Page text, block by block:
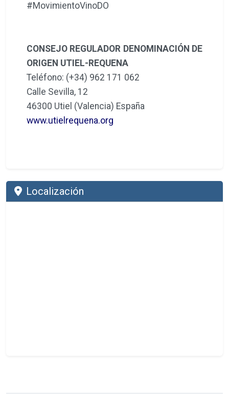
#MovimientoVinoDO
CONSEJO REGULADOR DENOMINACIÓN DE
ORIGEN UTIEL-REQUENA
Teléfono: (+34) 962 171 062
Calle Sevilla, 12
46300 Utiel (Valencia) España
www.utielrequena.org
Localización